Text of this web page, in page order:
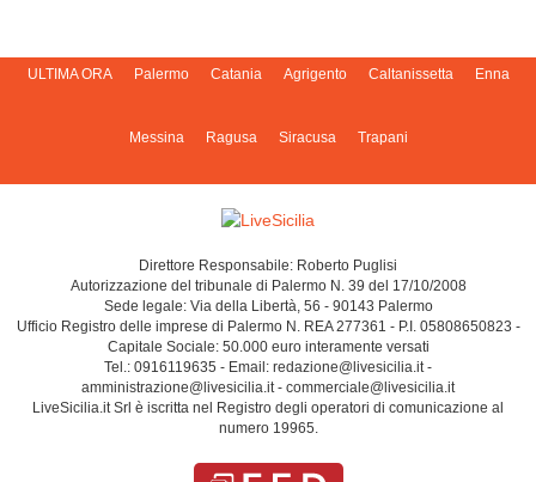
ULTIMA ORA Palermo Catania Agrigento Caltanissetta Enna
Messina Ragusa Siracusa Trapani
Direttore Responsabile: Roberto Puglisi
Autorizzazione del tribunale di Palermo N. 39 del 17/10/2008
Sede legale: Via della Libertà, 56 - 90143 Palermo
Ufficio Registro delle imprese di Palermo N. REA 277361 - P.I. 05808650823 -
Capitale Sociale: 50.000 euro interamente versati
Tel.: 0916119635 - Email: redazione@livesicilia.it -
amministrazione@livesicilia.it - commerciale@livesicilia.it
LiveSicilia.it Srl è iscritta nel Registro degli operatori di comunicazione al
numero 19965.